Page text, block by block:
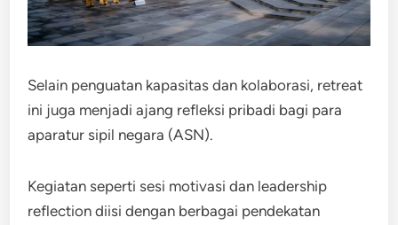
Selain penguatan kapasitas dan kolaborasi, retreat
ini juga menjadi ajang refleksi pribadi bagi para
aparatur sipil negara (ASN).
Kegiatan seperti sesi motivasi dan leadership
reflection diisi dengan berbagai pendekatan